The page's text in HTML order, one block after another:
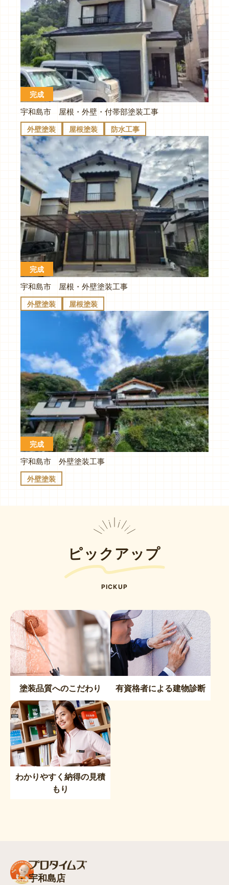
完成
宇和島市 屋根・外壁・付帯部塗装工事
外壁塗装 屋根塗装 防水工事
完成
宇和島市 屋根・外壁塗装工事
外壁塗装 屋根塗装
完成
宇和島市 外壁塗装工事
外壁塗装
ピックアップ
PICKUP
塗装品質へのこだわり 有資格者による建物診断
わかりやすく納得の見積
もり
宇和島店